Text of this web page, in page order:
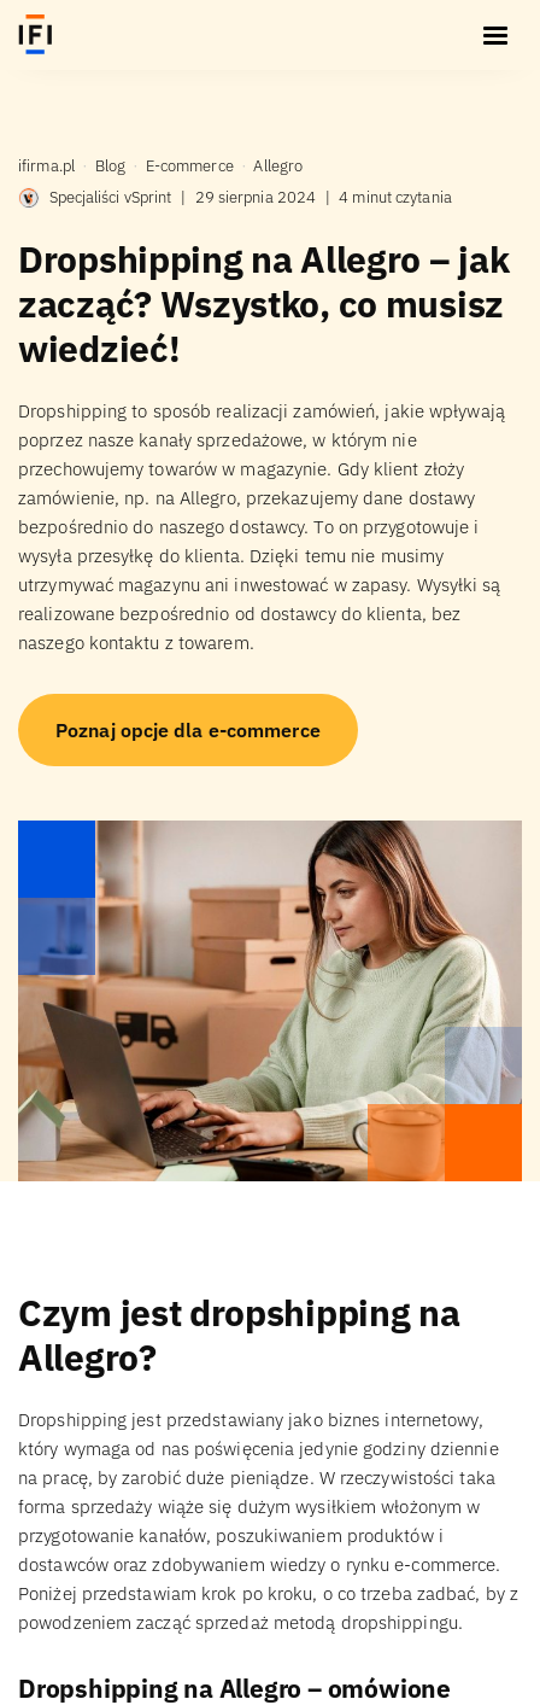
ifirma.pl Blog E-commerce
Allegro
Specjaliści vSprint | 29 sierpnia 2024 | 4 minut czytania
Dropshipping na Allegro – jak
zacząć? Wszystko, co musisz
wiedzieć!
Dropshipping to sposób realizacji zamówień, jakie wpływają
poprzez nasze kanały sprzedażowe, w którym nie
przechowujemy towarów w magazynie. Gdy klient złoży
zamówienie, np. na Allegro, przekazujemy dane dostawy
bezpośrednio do naszego dostawcy. To on przygotowuje i
wysyła przesyłkę do klienta. Dzięki temu nie musimy
utrzymywać magazynu ani inwestować w zapasy. Wysyłki są
realizowane bezpośrednio od dostawcy do klienta, bez
naszego kontaktu z towarem.
Poznaj opcje dla e-commerce
Czym jest dropshipping na
Allegro?
Dropshipping jest przedstawiany jako biznes internetowy,
który wymaga od nas poświęcenia jedynie godziny dziennie
na pracę, by zarobić duże pieniądze. W rzeczywistości taka
forma sprzedaży wiąże się dużym wysiłkiem włożonym w
przygotowanie kanałów, poszukiwaniem produktów i
dostawców oraz zdobywaniem wiedzy o rynku e-commerce.
Poniżej przedstawiam krok po kroku, o co trzeba zadbać, by z
powodzeniem zacząć sprzedaż metodą dropshippingu.
Dropshipping na Allegro – omówione